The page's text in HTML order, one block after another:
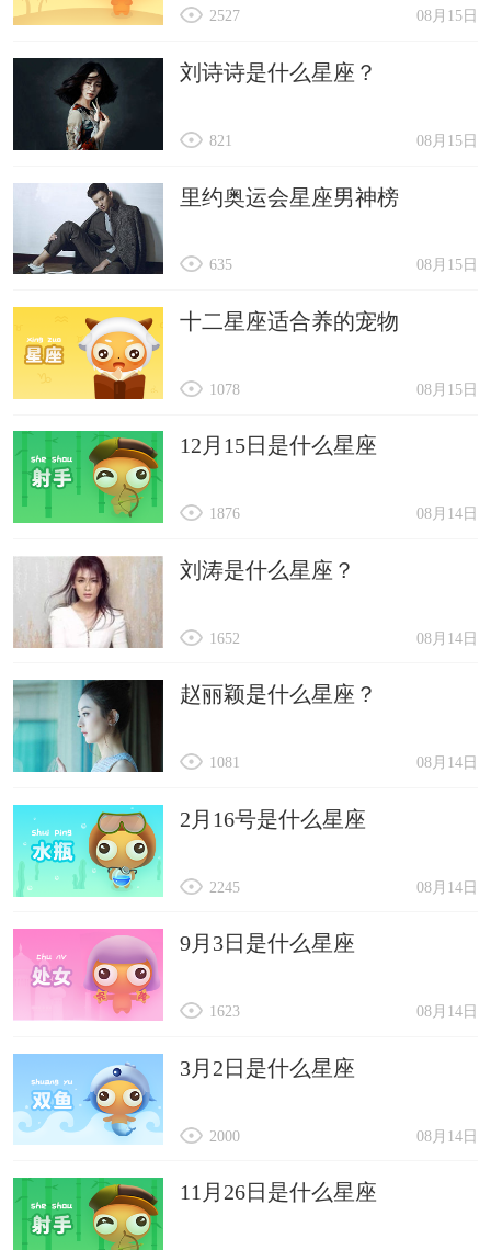
08月15日
2527
刘诗诗是什么星座？
08月15日
821
里约奥运会星座男神榜
08月15日
635
十二星座适合养的宠物
08月15日
1078
12月15日是什么星座
08月14日
1876
刘涛是什么星座？
08月14日
1652
赵丽颖是什么星座？
08月14日
1081
2月16号是什么星座
08月14日
2245
9月3日是什么星座
08月14日
1623
3月2日是什么星座
08月14日
2000
11月26日是什么星座